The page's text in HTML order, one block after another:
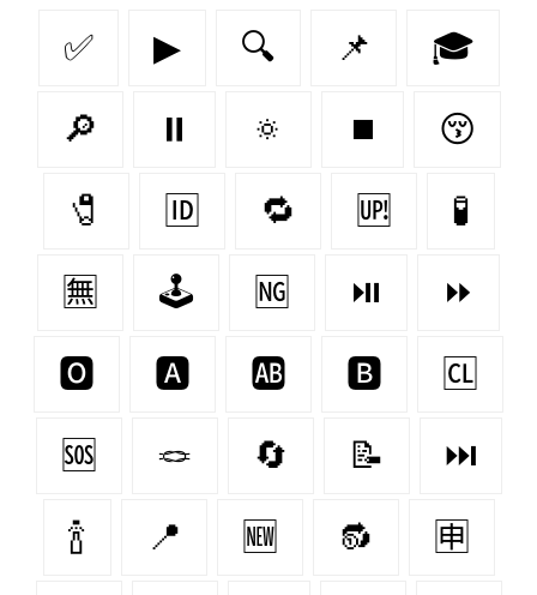
✅ ▶ 🔍 📌 🎓
🔎 ⏸ 🔅 ⏹ 😚
🧷 🆔 🔁 🆙 🧪
🈚 🕹️ 🆖 ⏯ ⏩
🅾 🅰 🆎 🅱 🆑
🆘 🪢 🔄 📝 ⏭
🍾 📍 🆕 🔂 🈸